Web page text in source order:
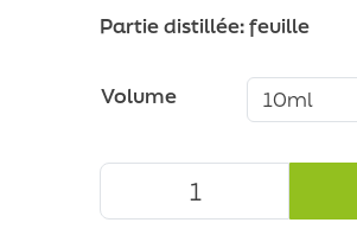
Partie distillée:feuille
Volume